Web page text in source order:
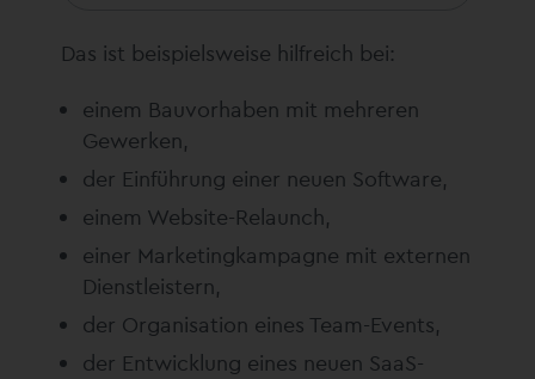
Das ist beispielsweise hilfreich bei:
einem Bauvorhaben mit mehreren
Gewerken,
der Einführung einer neuen Software,
einem Website-Relaunch,
einer Marketingkampagne mit externen
Dienstleistern,
der Organisation eines Team-Events,
der Entwicklung eines neuen SaaS-